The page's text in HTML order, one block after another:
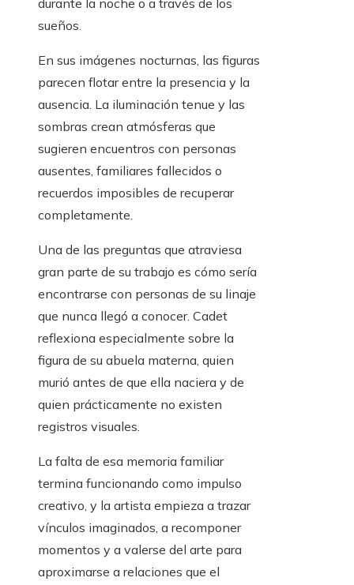
durante la noche o a través de los
sueños.
En sus imágenes nocturnas, las figuras
parecen flotar entre la presencia y la
ausencia. La iluminación tenue y las
sombras crean atmósferas que
sugieren encuentros con personas
ausentes, familiares fallecidos o
recuerdos imposibles de recuperar
completamente.
Una de las preguntas que atraviesa
gran parte de su trabajo es cómo sería
encontrarse con personas de su linaje
que nunca llegó a conocer. Cadet
reflexiona especialmente sobre la
figura de su abuela materna, quien
murió antes de que ella naciera y de
quien prácticamente no existen
registros visuales.
La falta de esa memoria familiar
termina funcionando como impulso
creativo, y la artista empieza a trazar
vínculos imaginados, a recomponer
momentos y a valerse del arte para
aproximarse a relaciones que el